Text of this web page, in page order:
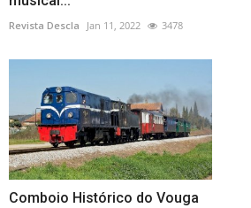
Revista Descla Jan 11, 2022 3478
Comboio Histórico do Vouga